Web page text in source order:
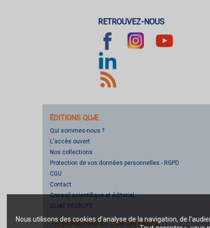
Nous utilisons des cookies d’analyse de la navigation, de
RETROUVEZ-NOUS
ÉDITIONS QUÆ
Qui sommes-nous ?
L'accès ouvert
Nos collections
Protection de vos données personnelles - RGPD
CGU
Contact
Conseil scientifique et éditorial
QUAE RECRUTE
TÉLÉCHARGER ET LIRE UN EBOOK